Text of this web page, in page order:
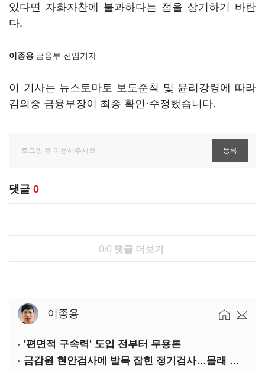
있다면 자화자찬에 불과하다는 점을 상기하기 바란
다.
이종용 금융부 선임기자
이 기사는 뉴스토마토 보도준칙 및 윤리강령에 따라
김의중 금융부장이 최종 확인·수정했습니다.
댓글 0
0/0 댓글 더보기
이종용
'편면적 구속력' 도입 전부터 무용론
금감원 현안검사에 발목 잡힌 정기검사…몰래 웃는 금융권